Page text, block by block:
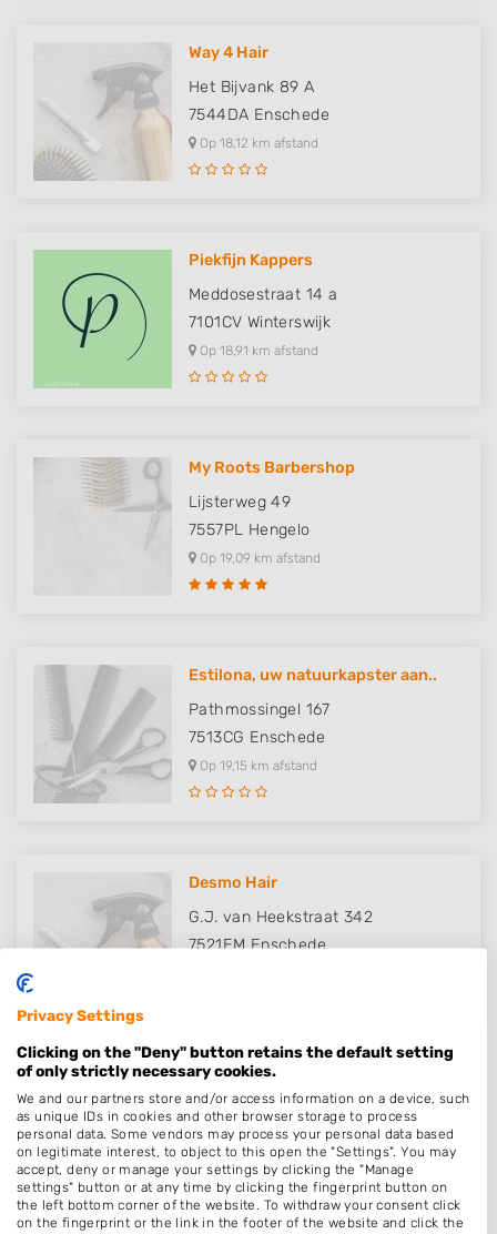
Way 4 Hair
Het Bijvank 89 A
7544DA Enschede
Op 18,12 km afstand
Piekfijn Kappers
Meddosestraat 14 a
7101CV Winterswijk
Op 18,91 km afstand
My Roots Barbershop
Lijsterweg 49
7557PL Hengelo
Op 19,09 km afstand
Estilona, uw natuurkapster aan..
Pathmossingel 167
7513CG Enschede
Op 19,15 km afstand
Desmo Hair
G.J. van Heekstraat 342
7521EM Enschede
Plaatsen in de buurt
Rietmolen
Haarlo
Privacy Settings
Clicking on the "Deny" button retains the default setting
of only strictly necessary cookies.
We and our partners store and/or access information on a device, such
as unique IDs in cookies and other browser storage to process
personal data. Some vendors may process your personal data based
on legitimate interest, to object to this open the "Settings". You may
accept, deny or manage your settings by clicking the "Manage
settings" button or at any time by clicking the fingerprint button on
the left bottom corner of the website. To withdraw your consent click
on the fingerprint or the link in the footer of the website and click the